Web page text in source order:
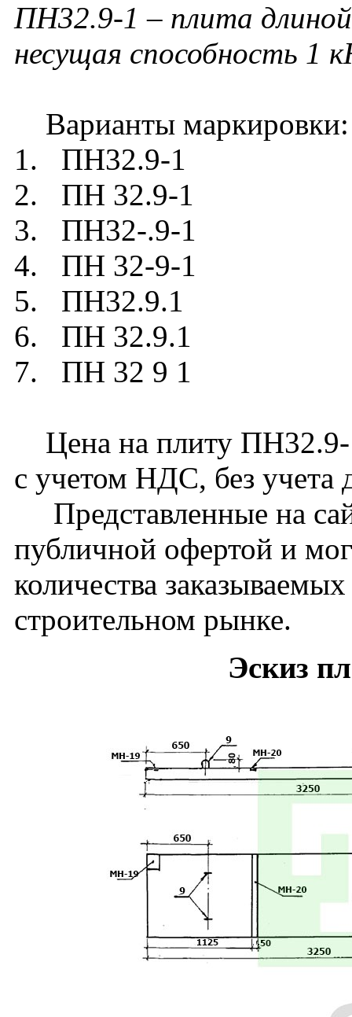
ПН32.9-1 – плита
несущая способность 1
Варианты маркировки:
1. ПН32.9-1
2. ПН 32.9-1
3. ПН32-.9-1
4. ПН 32-9-1
5. ПН32.9.1
6. ПН 32.9.1
7. ПН 32 9 1
Цена на плиту ПН32.9-
с учетом НДС, без учета
Представленные на
публичной офертой и
количества
строительном рынке.
Эскиз